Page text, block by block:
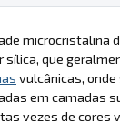
microcristalina
sílica, que
vulcânicas,
em camadas
vezes de cores